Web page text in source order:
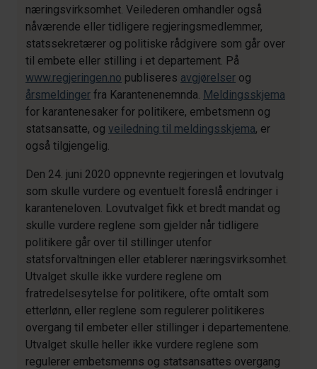
næringsvirksomhet. Veilederen omhandler også
nåværende eller tidligere regjeringsmedlemmer,
statssekretærer og politiske rådgivere som går over
til embete eller stilling i et departement. På
www.regjeringen.no publiseres avgjørelser og
årsmeldinger fra Karantenenemnda. Meldingsskjema
for karantenesaker for politikere, embetsmenn og
statsansatte, og veiledning til meldingsskjema, er
også tilgjengelig.
Den 24. juni 2020 oppnevnte regjeringen et lovutvalg
som skulle vurdere og eventuelt foreslå endringer i
karanteneloven. Lovutvalget fikk et bredt mandat og
skulle vurdere reglene som gjelder når tidligere
politikere går over til stillinger utenfor
statsforvaltningen eller etablerer næringsvirksomhet.
Utvalget skulle ikke vurdere reglene om
fratredelsesytelse for politikere, ofte omtalt som
etterlønn, eller reglene som regulerer politikeres
overgang til embeter eller stillinger i departementene.
Utvalget skulle heller ikke vurdere reglene som
regulerer embetsmenns og statsansattes overgang